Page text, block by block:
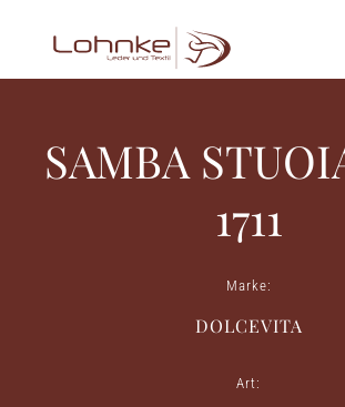
SAMBA
1711
Marke:
DOLCEVITA
Art: